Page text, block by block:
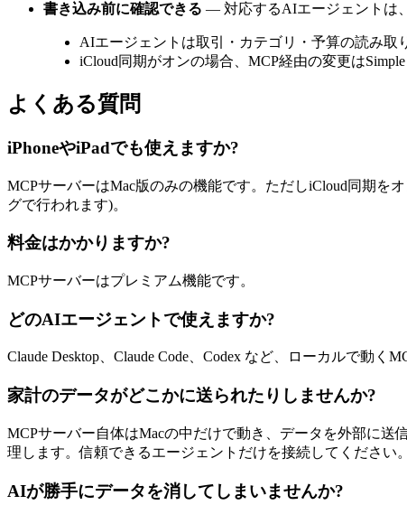
書き込み前に確認できる — 対応するAIエージェントは
AIエージェントは取引・カテゴリ・予算の読み取
iCloud同期がオンの場合、MCP経由の変更は
よくある質問
iPhoneやiPadでも使えますか?
MCPサーバーはMac版のみの機能です。ただしiCloud同期を
グで行われます)。
料金はかかりますか?
MCPサーバーはプレミアム機能です。
どのAIエージェントで使えますか?
Claude Desktop、Claude Code、Codex など、ローカルで動く
家計のデータがどこかに送られたりしませんか?
MCPサーバー自体はMacの中だけで動き、データを外部に
理します。信頼できるエージェントだけを接続してください。
AIが勝手にデータを消してしまいませんか?